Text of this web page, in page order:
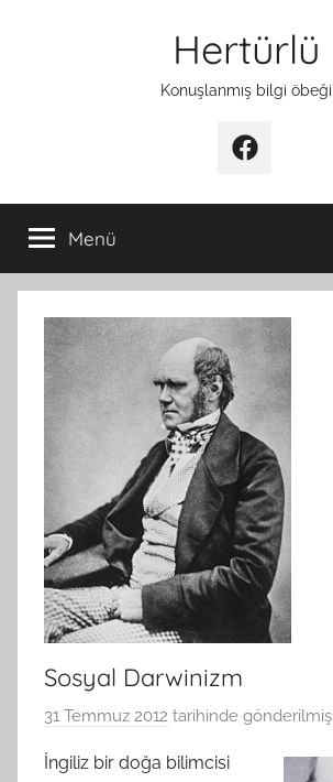
Hertürlü
Konuşlanmış bilgi öbeği
Facebook
Menü
Sosyal Darwinizm
31 Temmuz 2012 tarihinde gönderilmiş
İngiliz bir doğa bilimcisi